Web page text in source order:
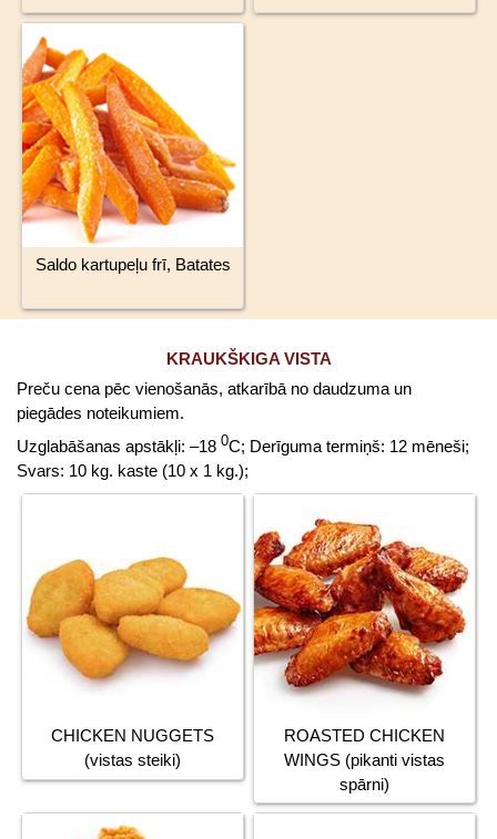
Saldo kartupeļu frī, Batates
KRAUKŠKIGA VISTA
Preču cena pēc vienošanās, atkarībā no daudzuma un
piegādes noteikumiem.
Uzglabāšanas apstākļi: –18 0C; Derīguma termiņš: 12 mēneši;
Svars: 10 kg. kaste (10 x 1 kg.);
CHICKEN NUGGETS
(vistas steiki)
ROASTED CHICKEN
WINGS (pikanti vistas
spārni)